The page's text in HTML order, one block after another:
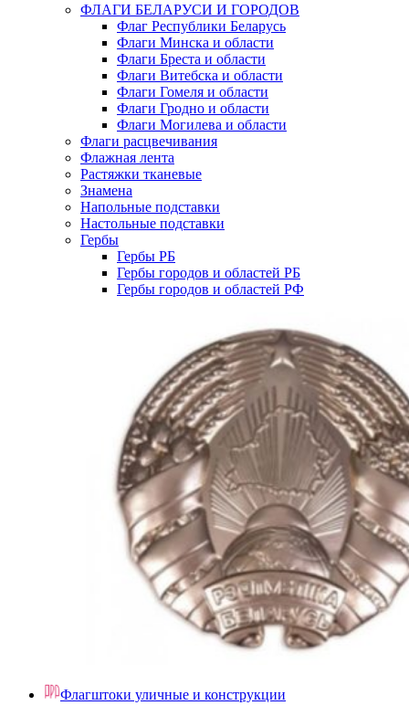
ФЛАГИ БЕЛАРУСИ И ГОРОДОВ
Флаг Республики Беларусь
Флаги Минска и области
Флаги Бреста и области
Флаги Витебска и области
Флаги Гомеля и области
Флаги Гродно и области
Флаги Могилева и области
Флаги расцвечивания
Флажная лента
Растяжки тканевые
Знамена
Напольные подставки
Настольные подставки
Гербы
Гербы РБ
Гербы городов и областей РБ
Гербы городов и областей РФ
Флагштоки уличные и конструкции